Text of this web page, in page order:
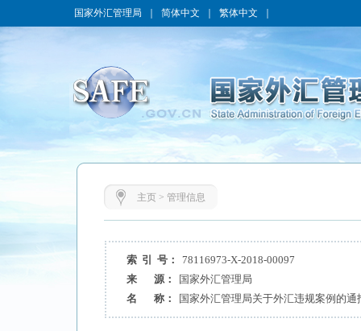
国家外汇管理局 简体中文 繁体中文
主页> 管理信息
索 引 号：
78116973-X-2018-00097
来 源：
国家外汇管理局
名 称：
国家外汇管理局关于外汇违规案例的通